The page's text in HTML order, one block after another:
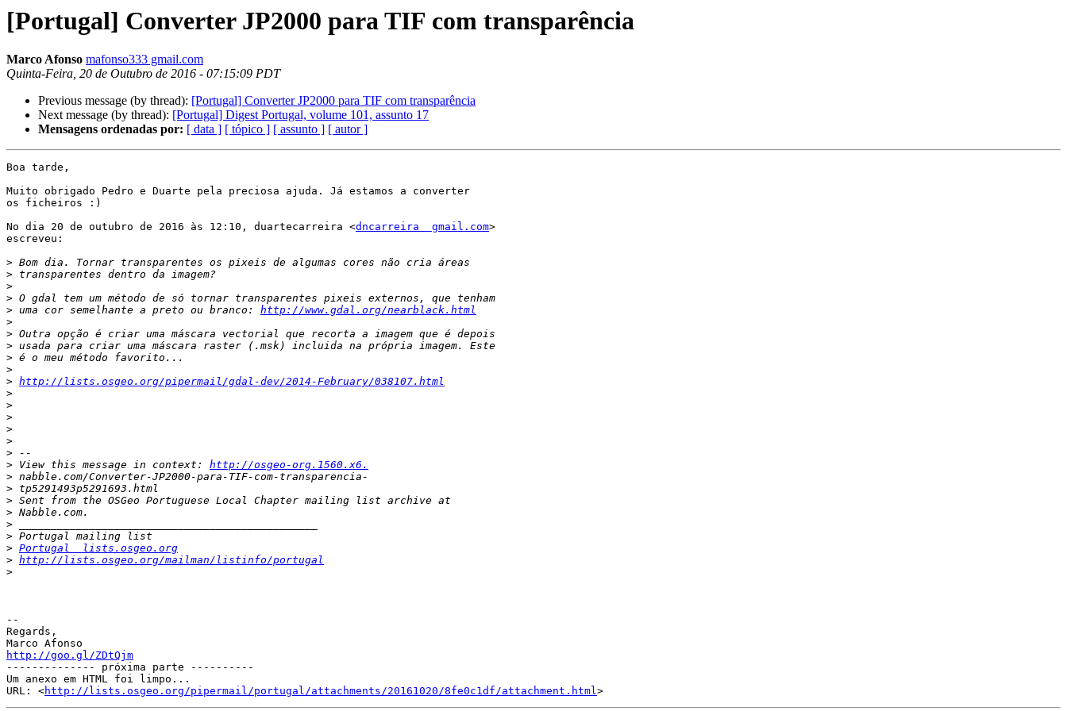
[Portugal] Converter JP2000 para TIF com transparência
Marco Afonso mafonso333 gmail.com
Quinta-Feira, 20 de Outubro de 2016 - 07:15:09 PDT
Previous message (by thread): [Portugal] Converter JP2000 para TIF com transparência
Next message (by thread): [Portugal] Digest Portugal, volume 101, assunto 17
Mensagens ordenadas por: [ data ] [ tópico ] [ assunto ] [ autor ]
Boa tarde,
Muito obrigado Pedro e Duarte pela preciosa ajuda. Já estamos a converter
os ficheiros :)
No dia 20 de outubro de 2016 às 12:10, duartecarreira <dncarreira  gmail.com>
escreveu:
>
>
>
>
> uma cor semelhante a preto ou branco: http://www.gdal.org/nearblack.html
>
>
>
>
>
> http://lists.osgeo.org/pipermail/gdal-dev/2014-February/038107.html
>
>
>
>
>
>
> View this message in context: http://osgeo-org.1560.x6.
>
>
>
>
>
>
> Portugal  lists.osgeo.org
> http://lists.osgeo.org/mailman/listinfo/portugal
>
--
Regards,
http://goo.gl/ZDtQjm
-------------- próxima parte ----------
Um anexo em HTML foi limpo...
URL: <http://lists.osgeo.org/pipermail/portugal/attachments/20161020/8fe0c1df/attachment.html